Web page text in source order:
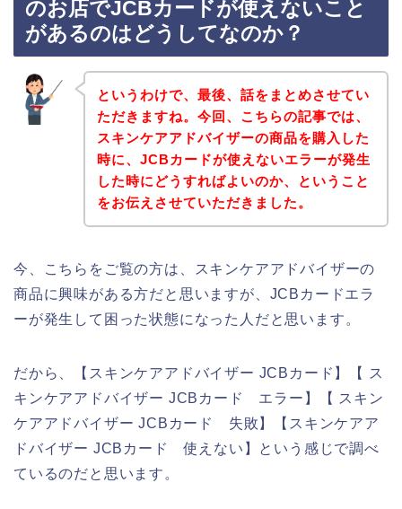
のお店でJCBカードが使えないこと
があるのはどうしてなのか？
というわけで、最後、話をまとめさせてい
ただきますね。今回、こちらの記事では、
スキンケアアドバイザーの商品を購入した
時に、JCBカードが使えないエラーが発生
した時にどうすればよいのか、ということ
をお伝えさせていただきました。
今、こちらをご覧の方は、スキンケアアドバイザーの
商品に興味がある方だと思いますが、JCBカードエラ
ーが発生して困った状態になった人だと思います。
だから、【スキンケアアドバイザー JCBカード】【 ス
キンケアアドバイザー JCBカード エラー】【 スキン
ケアアドバイザー JCBカード 失敗】【スキンケアア
ドバイザー JCBカード 使えない】という感じで調べ
ているのだと思います。